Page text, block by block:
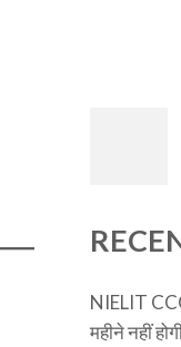
NIELIT
महीने नहीं